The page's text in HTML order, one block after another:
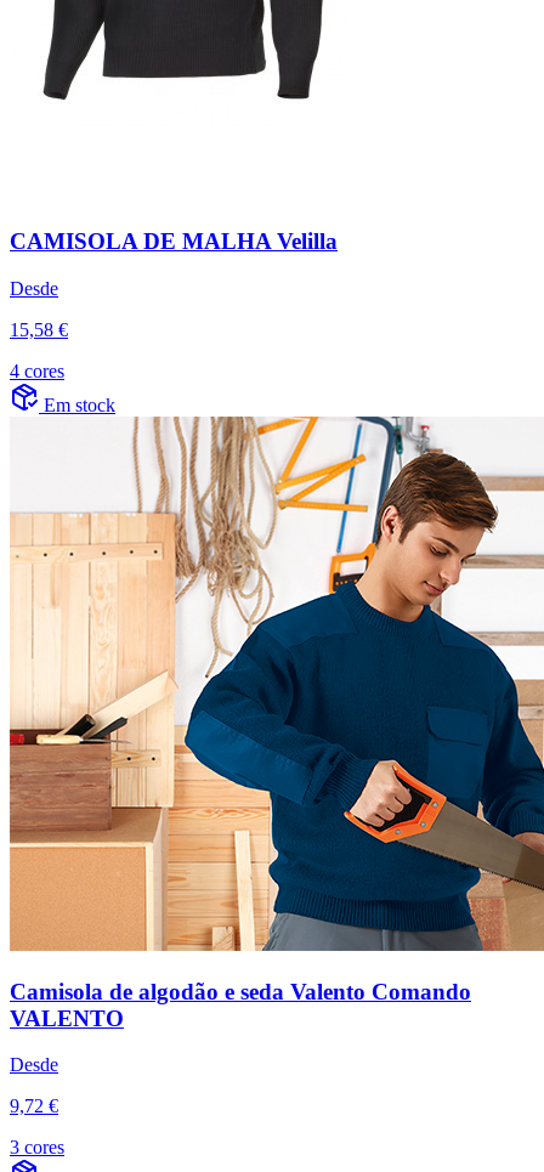
CAMISOLA DE MALHA Velilla
Desde
15,58 €
4 cores
Em stock
Camisola de algodão e seda Valento Comando
VALENTO
Desde
9,72 €
3 cores